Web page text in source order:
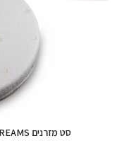
סט מזרנים SWEET DREAMS טריפל ויסקו מעוגלים